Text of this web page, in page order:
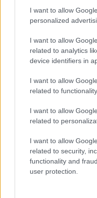
I want to allow
personalized
I want to allow
related to analytics
device identifiers in
I want to allow
related to
I want to allow
related to
I want to allow
related to security,
functionality and
user protection.
Σαφή
rebate, ώστε να
αποθαρρύνει
συμπαραγωγές.
στη
κινηματογράφο.
«Κάποιοι ίσως
υφυπουργός. «Οι
δικαίωμα να
έχουμε την